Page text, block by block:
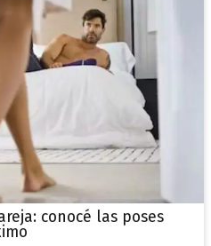
conocé las poses